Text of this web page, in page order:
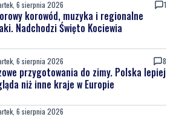
6 sierpnia 2026
przygotowania do zimy. Polska lepiej
6 sierpnia 2026
roku National Geographic zbliża
Kociewia. Płynie wpław przez całą